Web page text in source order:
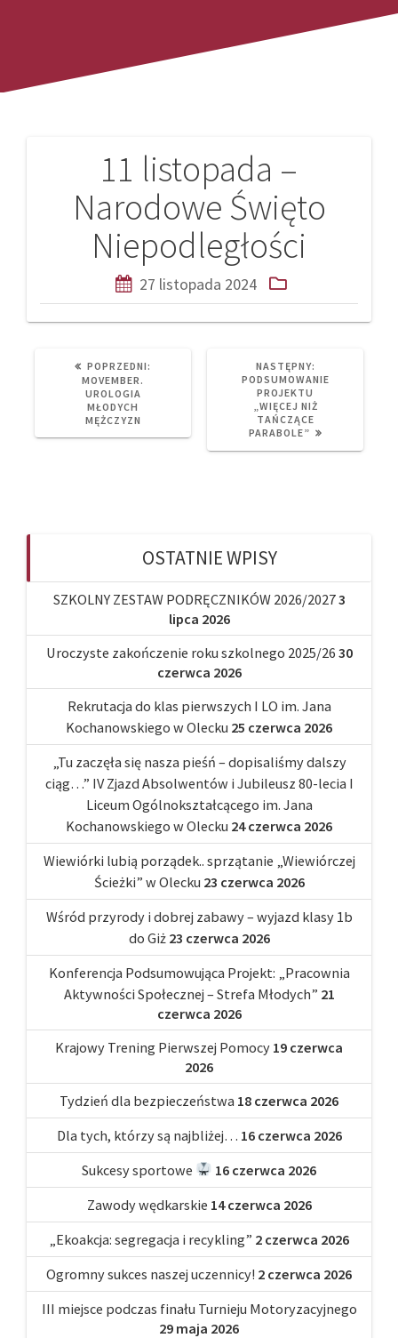
11 listopada –
Narodowe Święto
Niepodległości
27 listopada 2024
Nawigacja
wpisu
POPRZEDNI:
MOVEMBER.
UROLOGIA
MŁODYCH
MĘŻCZYZN
NASTĘPNY:
POST:
PODSUMOWANIE
PROJEKTU
„WIĘCEJ NIŻ
TAŃCZĄCE
PARABOLE”
OSTATNIE WPISY
SZKOLNY ZESTAW PODRĘCZNIKÓW 2026/20273
lipca 2026
Uroczyste zakończenie roku szkolnego 2025/26 30
czerwca 2026
Rekrutacja do klas pierwszych I LO im. Jana
Kochanowskiego w Olecku 25 czerwca 2026
„Tu zaczęła się nasza pieśń – dopisaliśmy dalszy
ciąg…” IV Zjazd Absolwentów i Jubileusz 80-lecia I
Liceum Ogólnokształcącego im. Jana
Kochanowskiego w Olecku 24 czerwca 2026
Wiewiórki lubią porządek.. sprzątanie „Wiewiórczej
Ścieżki” w Olecku 23 czerwca 2026
Wśród przyrody i dobrej zabawy – wyjazd klasy 1b
do Giż 23 czerwca 2026
Konferencja Podsumowująca Projekt: „Pracownia
Aktywności Społecznej – Strefa Młodych” 21
czerwca 2026
Krajowy Trening Pierwszej Pomocy 19 czerwca
2026
Tydzień dla bezpieczeństwa 18 czerwca 2026
Dla tych, którzy są najbliżej… 16 czerwca 2026
Sukcesy sportowe
16 czerwca 2026
Zawody wędkarskie 14 czerwca 2026
„Ekoakcja: segregacja i recykling” 2 czerwca 2026
Ogromny sukces naszej uczennicy! 2 czerwca 2026
III miejsce podczas finału Turnieju Motoryzacyjnego
29 maja 2026